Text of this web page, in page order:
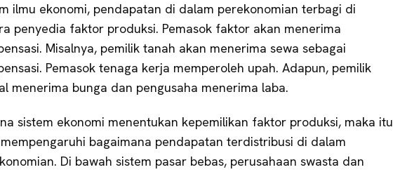
ilmu ekonomi, pendapatan di dalam perekonomian terbagi di
penyedia faktor produksi. Pemasok faktor akan menerima
Misalnya, pemilik tanah akan menerima sewa sebagai
Pemasok tenaga kerja memperoleh upah. Adapun, pemilik
menerima bunga dan pengusaha menerima laba.
sistem ekonomi menentukan kepemilikan faktor produksi, maka itu
bagaimana pendapatan terdistribusi di dalam
Di bawah sistem pasar bebas, perusahaan swasta dan